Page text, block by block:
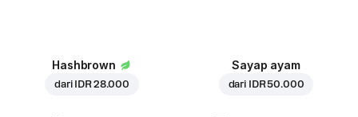
Hashbrown
dari IDR 28.000
Sayap ayam
dari IDR 50.000